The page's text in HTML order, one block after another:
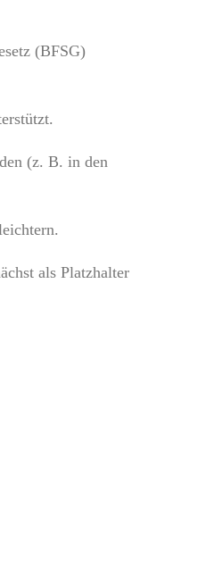
(BFSG)
(z. B. in den
als Platzhalter